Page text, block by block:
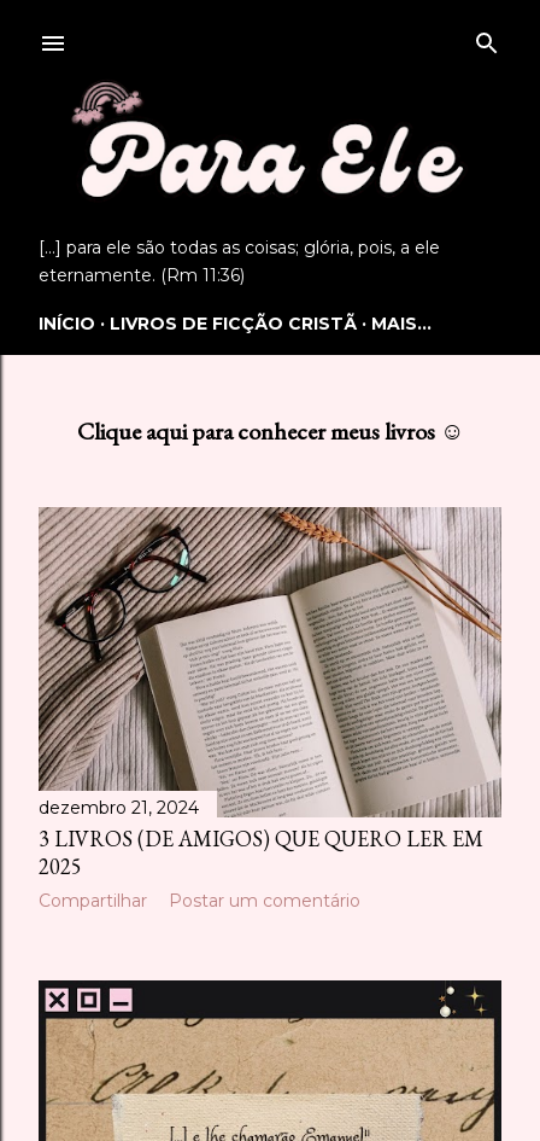
[...] para ele são todas as coisas; glória, pois, a ele
eternamente. (Rm 11:36)
INÍCIO LIVROS DE FICÇÃO CRISTÃ MAIS…
o
s
t
a
g
e
n
s
Clique aqui para conhecer meus livros ☺
dezembro 21, 2024
3 LIVROS (DE AMIGOS) QUE QUERO LER EM
2025
Compartilhar Postar um comentário